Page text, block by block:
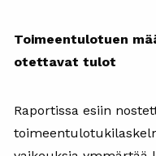
Toimeentulotuen
otettavat tulot
Raportissa esiin